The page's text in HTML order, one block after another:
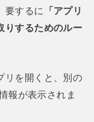
要するに
「アプリ
りするためのルー
リを開くと、別の
報が表示されま